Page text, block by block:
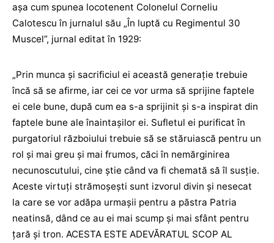
așa cum spunea locotenent Colonelul Corneliu
Calotescu în jurnalul său „În luptă cu Regimentul 30
Muscel”, jurnal editat în 1929:
„Prin munca şi sacrificiul ei această generaţie trebuie
încă să se afirme, iar cei ce vor urma să sprijine faptele
ei cele bune, după cum ea s-a sprijinit şi s-a inspirat din
faptele bune ale înaintaşilor ei. Sufletul ei purificat în
purgatoriul războiului trebuie să se stăruiască pentru un
rol şi mai greu şi mai frumos, căci în nemărginirea
necunoscutului, cine ştie când va fi chemată să îl susţie.
Aceste virtuţi strămoşeşti sunt izvorul divin şi nesecat
la care se vor adăpa urmaşii pentru a păstra Patria
neatinsă, dând ce au ei mai scump şi mai sfânt pentru
ţară şi tron. ACESTA ESTE ADEVĂRATUL SCOP AL